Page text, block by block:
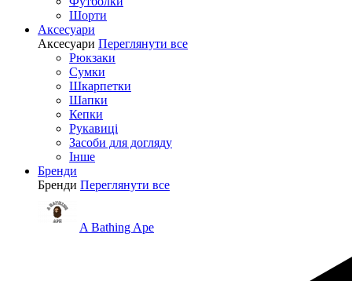
Шорти
Аксесуари
Аксесуари Переглянути все
Рюкзаки
Сумки
Шкарпетки
Шапки
Кепки
Рукавиці
Засоби для догляду
Інше
Бренди
Бренди Переглянути все
A Bathing Ape